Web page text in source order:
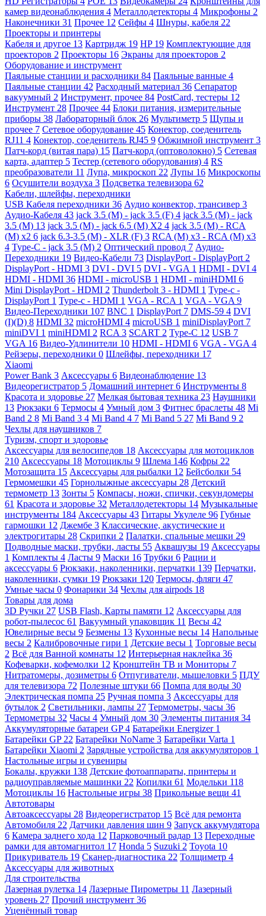
камер видеонаблюдения 4 Металлодетекторы 4 Микрофоны 2
Наконечники 31 Прочее 12 Сейфы 4 Шнуры, кабеля 22
Проекторы и принтеры
Кабеля и другое 13 Картридж 19 HP 19 Комплектующие для
проекторов 2 Проекторы 16 Экраны для проекторов 2
Оборудование и инструмент
Паяльные станции и расходники 84 Паяльные ванные 4
Паяльные станции 42 Расходный материал 36 Сепаратор
вакуумный 2 Инструмент, прочее 84 PostCard, тестеры 12
Инструмент 28 Прочее 44 Блоки питания, измерительные
приборы 38 Лабораторный блок 26 Мультиметр 5 Щупы и
прочее 7 Сетевое оборудование 45 Конектор, соеденитель
RJ11 4 Конектор, соеденитель RJ45 9 Обжимной инструмент 3
Патч-корд (витая пара) 15 Патч-корд (оптоволокно) 5 Сетевая
карта, адаптер 5 Тестер (сетевого оборудования) 4 RS
преобразователи 11 Лупа, микроскоп 22 Лупы 16 Микроскопы
6 Осушители воздуха 3 Подсветка телевизора 62
Кабели, шлейфы, переходники
USB Кабеля переходники 36 Аудио конвектор, трансивер 3
Аудио-Кабеля 43 jack 3.5 (M) - jack 3.5 (F) 4 jack 3.5 (M) - jack
3.5 (M) 13 jack 3.5 (M) - jack 6.5 (M) X2 4 jack 3.5 (M) - RCA
(M) x2 6 jack 6.3-3.5 (M) - XLR (F) 3 RCA (M) x3 - RCA (M) x3
4 Type-C - jack 3.5 (M) 2 Оптический провод 7 Аудио-
Переходники 19 Видео-Кабели 73 DisplayPort - DisplayPort 2
DisplayPort - HDMI 3 DVI - DVI 5 DVI - VGA 1 HDMI - DVI 4
HDMI - HDMI 36 HDMI - microUSB 1 HDMI - miniHDMI 6
Mini DisplayPort - HDMI 2 Thunderbolt 3 - HDMI 1 Type-c -
DisplayPort 1 Type-c - HDMI 1 VGA - RCA 1 VGA - VGA 9
Видео-Переходники 107 BNC 1 DisplayPort 7 DMS-59 4 DVI
(I)(D) 8 HDMI 32 microHDMI 4 microUSB 1 miniDisplayPort 7
miniDVI 1 miniHDMI 2 RCA 3 SCART 2 Type-C 12 USB 7
VGA 16 Видео-Удлинители 10 HDMI - HDMI 6 VGA - VGA 4
Рейзеры, переходники 0 Шлейфы, переходники 17
Xiaomi
Power Bank 3 Аксессуары 6 Видеонаблюдение 13
Видеорегистратор 5 Домашний интернет 6 Инструменты 8
Красота и здоровье 27 Мелкая бытовая техника 23 Наушники
13 Рюкзаки 6 Термосы 4 Умный дом 3 Фитнес браслеты 48 Mi
Band 2 8 Mi Band 3 4 Mi Band 4 7 Mi Band 5 27 Mi Band 9 2
Чехлы для наушников 7
Туризм, спорт и здоровье
Аксессуары для велосипедов 18 Аксессуары для мотоциклов
210 Аксессуары 18 Мотоциклы 9 Шлема 146 Кофры 22
Мотозащита 15 Аксессуары для рыбалки 12 Бейсболки 54
Гермомешки 45 Горнолыжные аксессуары 28 Детский
термометр 13 Зонты 5 Компасы, ножи, спички, секундомеры
61 Красота и здоровье 32 Металлодетекторы 14 Музыкальные
инструменты 184 Аксессуары 43 Гитары Укулеле 96 Губные
гармошки 12 Джембе 3 Классические, акустические и
электрогитары 28 Скрипки 2 Палатки, спальные мешки 29
Подводные маски, трубки, ласты 55 Аквашузы 19 Аксессуары
1 Комплекты 4 Ласты 9 Маски 16 Трубки 6 Рации и
аксессуары 6 Рюкзаки, наколенники, перчатки 139 Перчатки,
наколенники, сумки 19 Рюкзаки 120 Термосы, фляги 47
Умные часы 0 Фонарики 34 Чехлы для airpods 18
Товары для дома
3D Ручки 27 USB Flash, Карты памяти 12 Аксессуары для
робот-пылесос 61 Вакуумный упаковщик 11 Весы 42
Ювелирные весы 9 Безмены 13 Кухонные весы 14 Напольные
весы 2 Калибровочные гири 1 Детские весы 1 Торговые весы
2 Всё для Ванной комнаты 12 Интерьерная наклейка 36
Кофеварки, кофемолки 12 Кронштейн ТВ и Мониторы 7
Нитратомеры, дозиметры 6 Отпугиватели, мышеловки 5 ПДУ
для телевизора 72 Полезные штуки 66 Помпа для воды 30
Электрическая помпа 25 Ручная помпа 3 Аксессуары для
бутылок 2 Светильники, лампы 27 Термометры, часы 36
Термометры 32 Часы 4 Умный дом 30 Элементы питания 34
Аккумуляторные батареи GP4 Батарейки Energizer 1
Батарейки GP 22 Батарейки NoName 3 Батарейки Varta 1
Батарейки Xiaomi 2 Зарядные устройства для аккумуляторов 1
Настольные игры и сувениры
Бокалы, кружки 138 Детские фотоаппараты, принтеры и
радиоуправляемые машинки 22 Копилки 61 Модельки 118
Мотоциклы 16 Настольные игры 38 Прикольные вещи 41
Автотовары
Автоаксессуары 28 Видеорегистратор 15 Всё для ремонта
Автомобиля 22 Датчики давления шин 9 Запуск аккумулятора
6 Камера заднего хода 12 Парковочный радар 13 Переходные
рамки для автомагнитол 17 Honda 5 Suzuki 2 Toyota 10
Прикуриватель 19 Сканер-диагностика 22 Толщиметр 4
Аксессуары для животных
Для строительства
Лазерная рулетка 14 Лазерные Пирометры 11 Лазерный
уровень 27 Прочий инструмент 36
Уценённый товар